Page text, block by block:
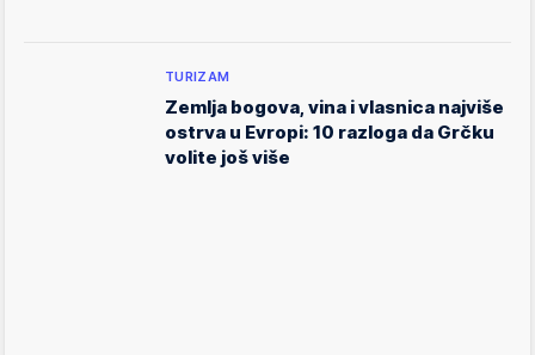
TURIZAM
Zemlja bogova, vina i vlasnica najviše
ostrva u Evropi: 10 razloga da Grčku
volite još više